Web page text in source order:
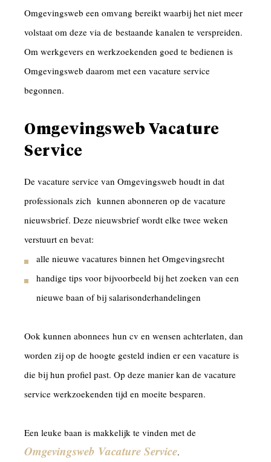
Omgevingsweb een omvang bereikt waarbij het niet meer
volstaat om deze via de bestaande kanalen te verspreiden.
Om werkgevers en werkzoekenden goed te bedienen is
Omgevingsweb daarom met een vacature service
begonnen.
Omgevingsweb Vacature
Service
De vacature service van Omgevingsweb houdt in dat
professionals zich kunnen abonneren op de vacature
nieuwsbrief. Deze nieuwsbrief wordt elke twee weken
verstuurt en bevat:
alle nieuwe vacatures binnen het Omgevingsrecht
handige tips voor bijvoorbeeld bij het zoeken van een
nieuwe baan of bij salarisonderhandelingen
Ook kunnen abonnees hun cv en wensen achterlaten, dan
worden zij op de hoogte gesteld indien er een vacature is
die bij hun profiel past. Op deze manier kan de vacature
service werkzoekenden tijd en moeite besparen.
Een leuke baan is makkelijk te vinden met de
Omgevingsweb Vacature Service.